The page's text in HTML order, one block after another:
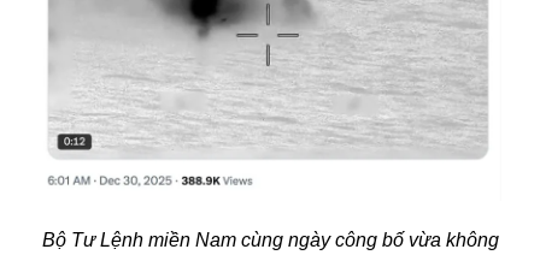
Bộ Tư Lệnh miền Nam cùng ngày công bố vừa không